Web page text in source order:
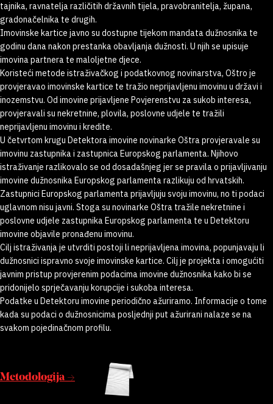
tajnika, ravnatelja različitih državnih tijela, pravobranitelja, župana,
gradonačelnika te drugih.
Imovinske kartice javno su dostupne tijekom mandata dužnosnika te
godinu dana nakon prestanka obavljanja dužnosti. U njih se upisuje
imovina partnera te maloljetne djece.
Koristeći metode istraživačkog i podatkovnog novinarstva, Oštro je
provjeravao imovinske kartice te tražio neprijavljenu imovinu u državi i
inozemstvu. Od imovine prijavljene Povjerenstvu za sukob interesa,
provjeravali su nekretnine, plovila, poslovne udjele te tražili
neprijavljenu imovinu i kredite.
U četvrtom krugu Detektora imovine novinarke Oštra provjeravale su
imovinu zastupnika i zastupnica Europskog parlamenta. Njihovo
istraživanje razlikovalo se od dosadašnjeg jer se pravila o prijavljivanju
imovine dužnosnika Europskog parlamenta razlikuju od hrvatskih.
Zastupnici Europskog parlamenta prijavljuju svoju imovinu, no ti podaci
uglavnom nisu javni. Stoga su novinarke Oštra tražile nekretnine i
poslovne udjele zastupnika Europskog parlamenta te u Detektoru
imovine objavile pronađenu imovinu.
Cilj istraživanja je utvrditi postoji li neprijavljena imovina, popunjavaju li
dužnosnici ispravno svoje imovinske kartice. Cilj je projekta i omogućiti
javnim pristup provjerenim podacima imovine dužnosnika kako bi se
pridonijelo sprječavanju korupcije i sukoba interesa.
Podatke u Detektoru imovine periodično ažuriramo. Informacije o tome
kada su podaci o dužnosnicima posljednji put ažurirani nalaze se na
svakom pojedinačnom profilu.
Metodologija →